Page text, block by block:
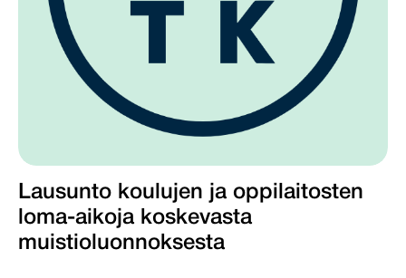
Lausunto koulujen ja oppilaitosten
loma-aikoja koskevasta
muistioluonnoksesta